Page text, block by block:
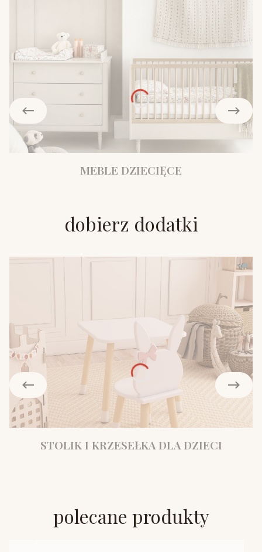
MEBLE DZIECIĘCE
dobierz dodatki
STOLIK I KRZESEŁKA DLA DZIECI
polecane produkty